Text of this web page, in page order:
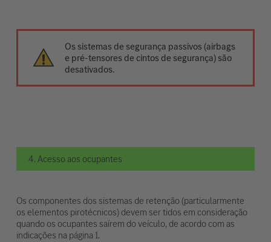
Os sistemas de segurança passivos (airbags
e pré-tensores de cintos de segurança) são
desativados.
4. Acesso aos ocupantes
Os componentes dos sistemas de retenção (particularmente
os elementos pirotécnicos) devem ser tidos em consideração
quando os ocupantes saírem do veículo, de acordo com as
indicações na página 1.